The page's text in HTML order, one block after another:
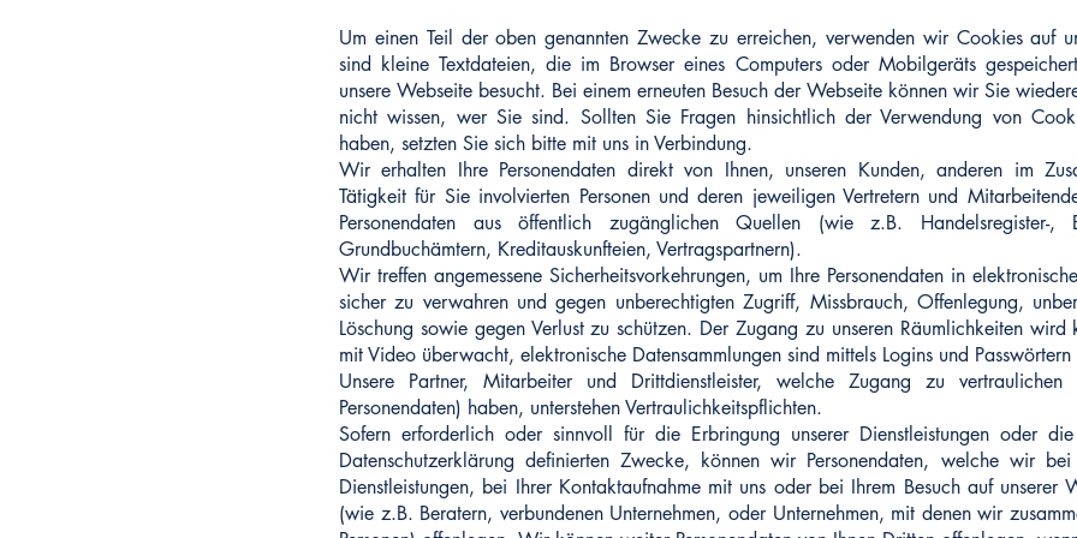
Um einen Teil der oben genannten Zwecke zu erreichen, verwenden wir Cookies auf
sind kleine Textdateien, die im Browser eines Computers oder Mobilgeräts
unsere Webseite besucht. Bei einem erneuten Besuch der Webseite können wir Sie
nicht wissen, wer Sie sind. Sollten Sie Fragen hinsichtlich der Verwendung von
haben, setzten Sie sich bitte mit uns in Verbindung.
Wir erhalten Ihre Personendaten direkt von Ihnen, unseren Kunden, anderen im
Tätigkeit für Sie involvierten Personen und deren jeweiligen Vertretern und
Personendaten aus öffentlich zugänglichen Quellen (wie z.B. Handelsregister-,
Grundbuchämtern, Kreditauskunfteien, Vertragspartnern).
Wir treffen angemessene Sicherheitsvorkehrungen, um Ihre Personendaten in
sicher zu verwahren und gegen unberechtigten Zugriff, Missbrauch, Offenlegung,
Löschung sowie gegen Verlust zu schützen. Der Zugang zu unseren Räumlichkeiten
mit Video überwacht, elektronische Datensammlungen sind mittels Logins und
Unsere Partner, Mitarbeiter und Drittdienstleister, welche Zugang zu vertraulichen
Personendaten) haben, unterstehen Vertraulichkeitspflichten.
Sofern erforderlich oder sinnvoll für die Erbringung unserer Dienstleistungen oder
Datenschutzerklärung definierten Zwecke, können wir Personendaten, welche wir
Dienstleistungen, bei Ihrer Kontaktaufnahme mit uns oder bei Ihrem Besuch auf unserer
(wie z.B. Beratern, verbundenen Unternehmen, oder Unternehmen, mit denen wir